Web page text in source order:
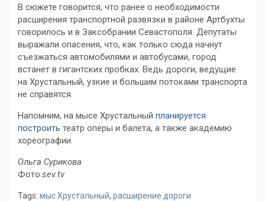
В сюжете говорится, что ранее о необходимости
расширения транспортной развязки в районе Артбухты
говорилось и в Заксобрании Севастополя. Депутаты
выражали опасения, что, как только сюда начнут
съезжаться автомобилями и автобусами, город
встанет в гигантских пробках. Ведь дороги, ведущие
на Хрустальный, узкие и большим потоками транспорта
не справятся.
Напомним, на мысе Хрустальный планируется
построить театр оперы и балета, а также академию
хореографии.
Ольга Сурикова
Фото:sev.tv
Tags: мыс Хрустальный, расширение дороги